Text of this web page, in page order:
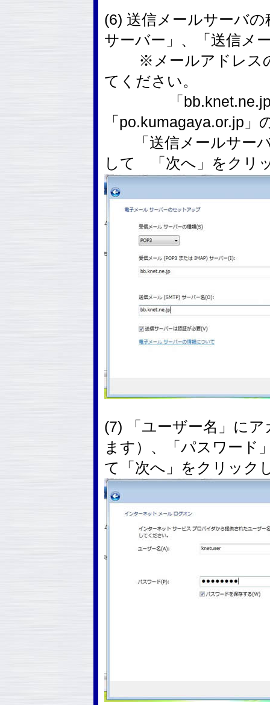
(6) 送信メールサーバ
サーバー」、「送信メ
※メールアドレスの
てください。
「bb.knet.ne.jp」
「po.kumagaya.or.jp
「送信メールサーバ
して 「次へ」をクリ
(7) 「ユーザー名」に
ます）、「パスワード
て「次へ」をクリック